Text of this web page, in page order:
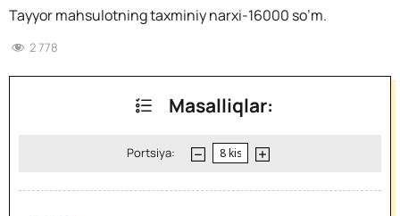
Tayyor mahsulotning taxminiy narxi-16000 so’m.
2 778
Masalliqlar:
Portsiya: